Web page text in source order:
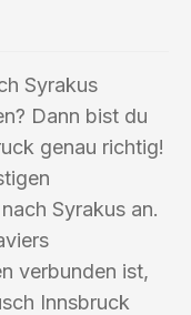
Syrakus
Dann bist du
genau richtig!
Syrakus an.
verbunden ist,
Innsbruck